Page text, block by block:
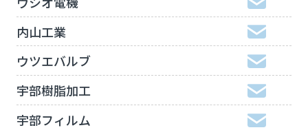
内山工業
ウツエバルブ
宇部樹脂加工
宇部フィルム